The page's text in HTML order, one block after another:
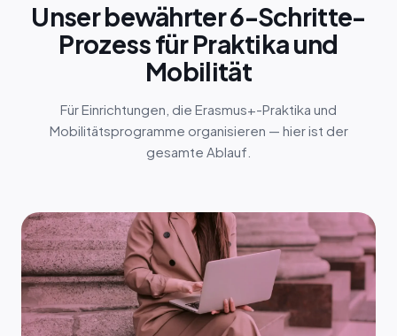
Unser bewährter 6-Schritte-
Prozess für Praktika und
Mobilität
Für Einrichtungen, die Erasmus+-Praktika und
Mobilitätsprogramme organisieren — hier ist der
gesamte Ablauf.